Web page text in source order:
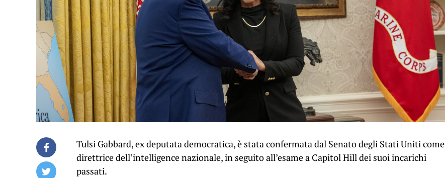
Tulsi Gabbard, ex deputata democratica, è stata confermata dal Senato degli Stati Uniti come
direttrice dell’intelligence nazionale, in seguito all’esame a Capitol Hill dei suoi incarichi
passati.